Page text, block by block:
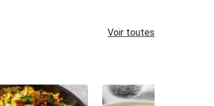
Voir toutes